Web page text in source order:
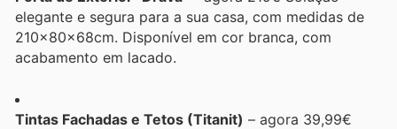
elegante e segura para a sua casa, com medidas de
210x80x68cm. Disponível em cor branca, com
acabamento em lacado.
Tintas Fachadas e Tetos (Titanit) – agora 39,99€